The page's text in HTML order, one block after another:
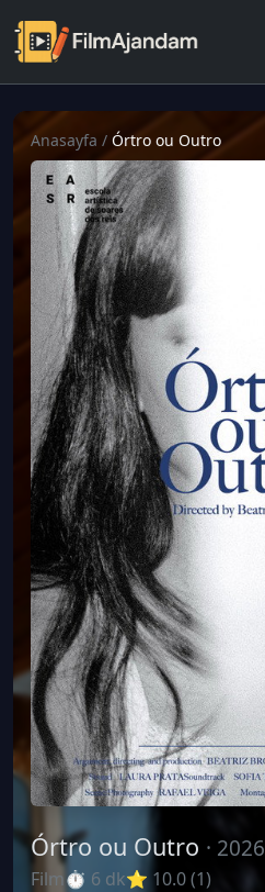
Anasayfa / Órtro ou Outro
Órtro ou Outro · 2026
Film⏱ 6 dk⭐ 10.0 (1)